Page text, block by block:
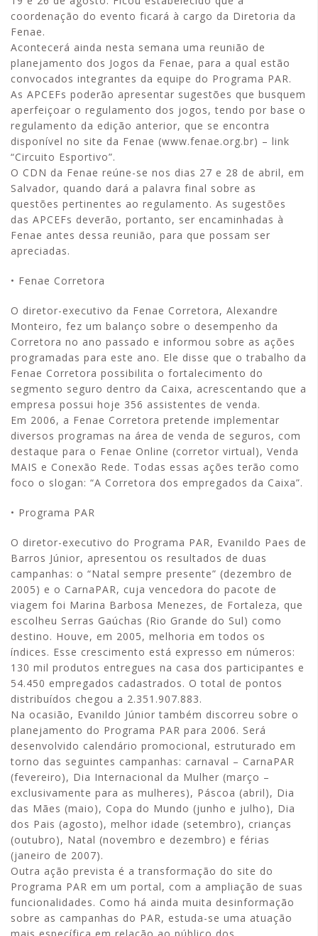
coordenação do evento ficará à cargo da Diretoria da
Fenae.
Acontecerá ainda nesta semana uma reunião de
planejamento dos Jogos da Fenae, para a qual estão
convocados integrantes da equipe do Programa PAR.
As APCEFs poderão apresentar sugestões que busquem
aperfeiçoar o regulamento dos jogos, tendo por base o
regulamento da edição anterior, que se encontra
disponível no site da Fenae (www.fenae.org.br) – link
“Circuito Esportivo”.
O CDN da Fenae reúne-se nos dias 27 e 28 de abril, em
Salvador, quando dará a palavra final sobre as
questões pertinentes ao regulamento. As sugestões
das APCEFs deverão, portanto, ser encaminhadas à
Fenae antes dessa reunião, para que possam ser
apreciadas.
• Fenae Corretora
O diretor-executivo da Fenae Corretora, Alexandre
Monteiro, fez um balanço sobre o desempenho da
Corretora no ano passado e informou sobre as ações
programadas para este ano. Ele disse que o trabalho da
Fenae Corretora possibilita o fortalecimento do
segmento seguro dentro da Caixa, acrescentando que a
empresa possui hoje 356 assistentes de venda.
Em 2006, a Fenae Corretora pretende implementar
diversos programas na área de venda de seguros, com
destaque para o Fenae Online (corretor virtual), Venda
MAIS e Conexão Rede. Todas essas ações terão como
foco o slogan: “A Corretora dos empregados da Caixa”.
• Programa PAR
O diretor-executivo do Programa PAR, Evanildo Paes de
Barros Júnior, apresentou os resultados de duas
campanhas: o “Natal sempre presente” (dezembro de
2005) e o CarnaPAR, cuja vencedora do pacote de
viagem foi Marina Barbosa Menezes, de Fortaleza, que
escolheu Serras Gaúchas (Rio Grande do Sul) como
destino. Houve, em 2005, melhoria em todos os
índices. Esse crescimento está expresso em números:
130 mil produtos entregues na casa dos participantes e
54.450 empregados cadastrados. O total de pontos
distribuídos chegou a 2.351.907.883.
Na ocasião, Evanildo Júnior também discorreu sobre o
planejamento do Programa PAR para 2006. Será
desenvolvido calendário promocional, estruturado em
torno das seguintes campanhas: carnaval – CarnaPAR
(fevereiro), Dia Internacional da Mulher (março –
exclusivamente para as mulheres), Páscoa (abril), Dia
das Mães (maio), Copa do Mundo (junho e julho), Dia
dos Pais (agosto), melhor idade (setembro), crianças
(outubro), Natal (novembro e dezembro) e férias
(janeiro de 2007).
Outra ação prevista é a transformação do site do
Programa PAR em um portal, com a ampliação de suas
funcionalidades. Como há ainda muita desinformação
sobre as campanhas do PAR, estuda-se uma atuação